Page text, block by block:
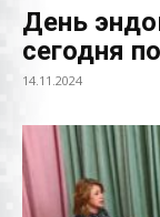
День
сегодня
14.11.2024